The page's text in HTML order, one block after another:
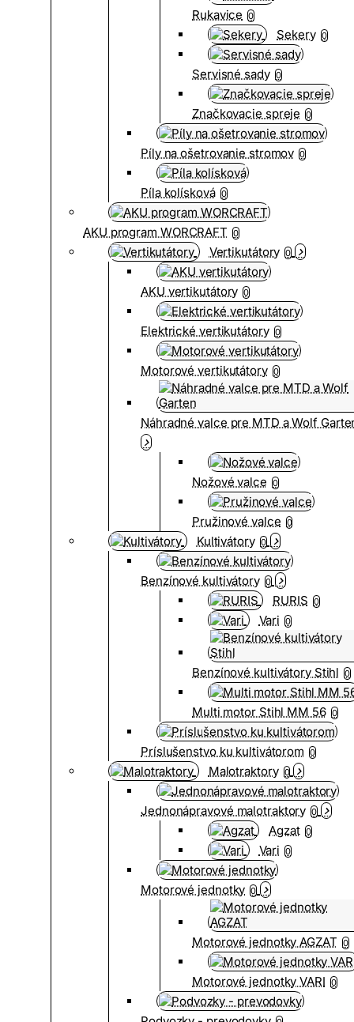
Rukavice 0
Sekery 0
Servisné sady 0
Značkovacie spreje 0
Píly na ošetrovanie stromov 0
Píla kolísková 0
AKU program WORCRAFT 0
Vertikutátory 0
AKU vertikutátory 0
Elektrické vertikutátory 0
Motorové vertikutátory 0
Náhradné valce pre MTD a Wolf
Nožové valce 0
Pružinové valce 0
Kultivátory 0
Benzínové kultivátory 0
RURIS 0
Vari 0
Benzínové kultivátory Stihl 0
Multi motor Stihl MM 56 0
Príslušenstvo ku kultivátorom 0
Malotraktory 0
Jednonápravové malotraktory 0
Agzat 0
Vari 0
Motorové jednotky 0
Motorové jednotky AGZAT 0
Motorové jednotky VARI 0